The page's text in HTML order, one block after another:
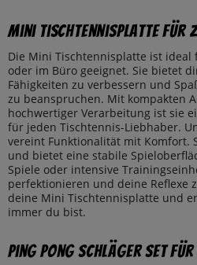
Mini Tischtennisplatte für
Die Mini Tischtennisplatte ist ideal
oder im Büro geeignet. Sie bietet
Fähigkeiten zu verbessern und
zu beanspruchen. Mit kompakten
hochwertiger Verarbeitung ist sie
für jeden Tischtennis-Liebhaber.
vereint Funktionalität mit Komfort.
und bietet eine stabile
Spiele oder intensive
perfektionieren und deine Reflexe
deine Mini Tischtennisplatte und
immer du bist.
Ping Pong Schläger Set